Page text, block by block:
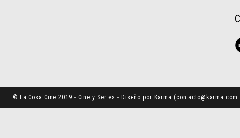
© La Cosa Cine 2019 - Cine y Series - Diseño por Karma (